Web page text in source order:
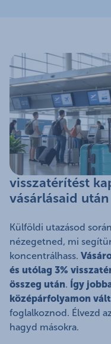
visszatérítést
vásárlásaid után
Külföldi utazásod
nézegetned, mi
koncentrálhass.
és utólag 3%
összeg után. Így
középárfolyamon
foglalkoznod. Élvezd
hagyd másokra.